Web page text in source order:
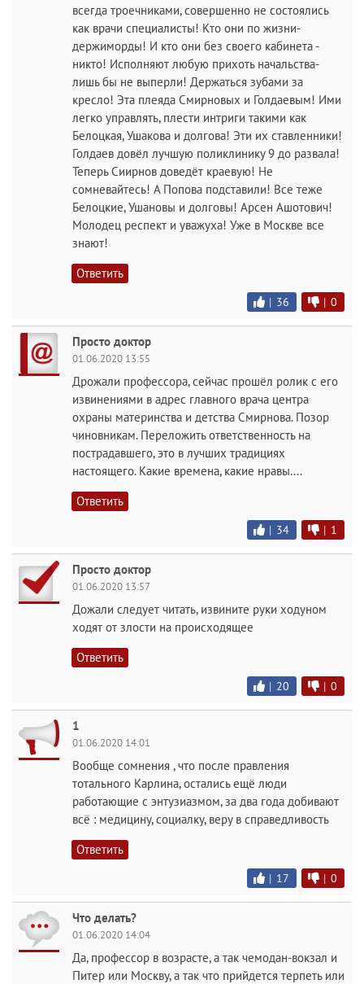
всегда троечниками, совершенно не состоялись
как врачи специалисты! Кто они по жизни-
держиморды! И кто они без своего кабинета -
никто! Исполняют любую прихоть начальства-
лишь бы не выперли! Держаться зубами за
кресло! Эта плеяда Смирновых и Голдаевым! Ими
легко управлять, плести интриги такими как
Белоцкая, Ушакова и долгова! Эти их ставленники!
Голдаев довёл лучшую поликлинику 9 до развала!
Теперь Сиирнов доведёт краевую! Не
сомневайтесь! А Попова подставили! Все теже
Белоцкие, Ушановы и долговы! Арсен Ашотович!
Молодец респект и уважуха! Уже в Москве все
знают!
Ответить
| 36 | 0
Просто доктор
01.06.2020 13:55
Дрожали профессора, сейчас прошёл ролик с его
извинениями в адрес главного врача центра
охраны материнства и детства Смирнова. Позор
чиновникам. Переложить ответственность на
пострадавшего, это в лучших традициях
настоящего. Какие времена, какие нравы....
Ответить
| 34 | 1
Просто доктор
01.06.2020 13:57
Дожали следует читать, извините руки ходуном
ходят от злости на происходящее
Ответить
| 20 | 0
1
01.06.2020 14:01
Вообще сомнения , что после правления
тотального Карлина, остались ещё люди
работающие с энтузиазмом, за два года добивают
всё : медицину, социалку, веру в справедливость
Ответить
| 17 | 0
Что делать?
01.06.2020 14:04
Да, профессор в возрасте, а так чемодан-вокзал и
Питер или Москву, а так что прийдется терпеть или